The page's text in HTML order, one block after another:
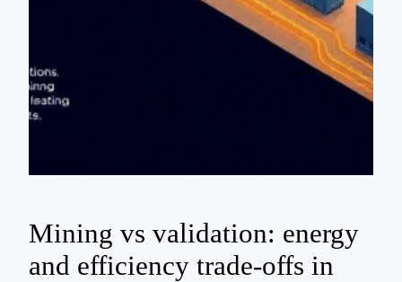
Mining vs validation: energy
and efficiency trade-offs in